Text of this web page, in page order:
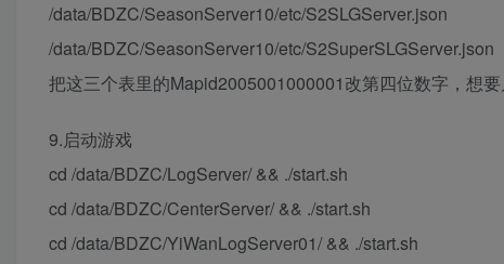
/data/BDZC/SeasonServer10/etc/S2SLGServer.json
/data/BDZC/SeasonServer10/etc/S2SuperSLGServer.json
把这三个表里的Mapid2005001000001改第四位数字，想
9.启动游戏
cd /data/BDZC/LogServer/ && ./start.sh
cd /data/BDZC/CenterServer/ && ./start.sh
cd /data/BDZC/YiWanLogServer01/ && ./start.sh